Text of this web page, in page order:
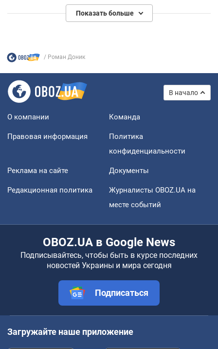
Показать больше
Роман Доник
В начало
О компании Команда
Правовая информация
Политика
конфиденциальности
Реклама на сайте Документы
Редакционная политика
Журналисты OBOZ.UA на
месте событий
OBOZ.UA в Google News
Подписывайтесь, чтобы быть в курсе последних
новостей Украины и мира сегодня
Подписаться
Загружайте наше приложение